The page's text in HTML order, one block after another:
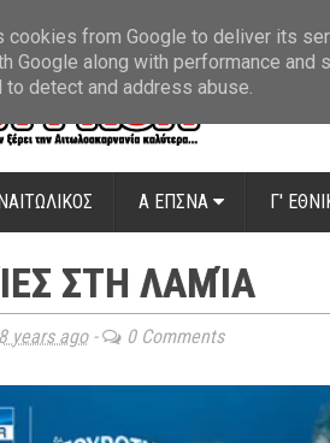
Α ΕΠΣΝΑ Γ'
ΣΤΗ ΛΑΜΊΑ
8 years ago- 0 Comments
cookies from Google to deliver its
Google along with performance
detect and address abuse.